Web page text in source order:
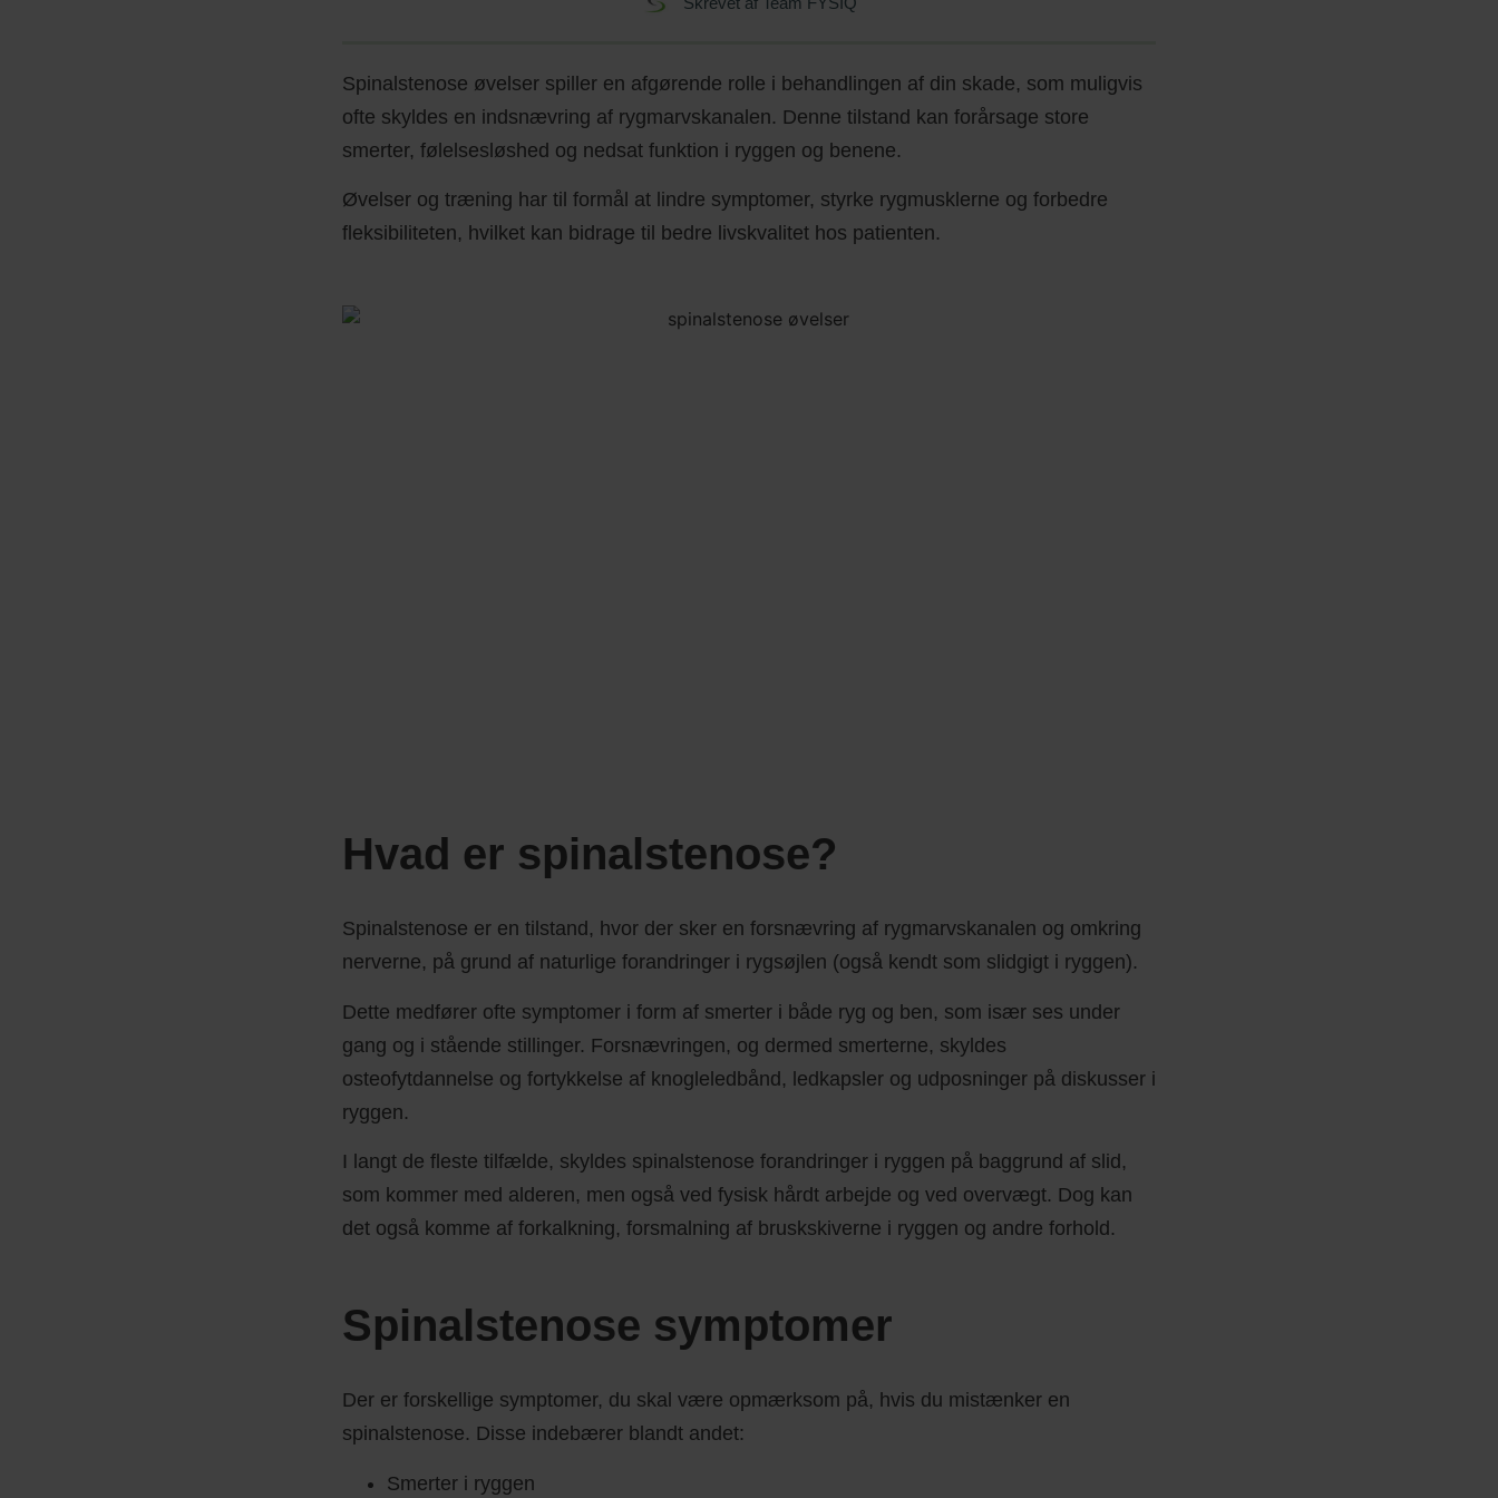
Spinalstenose øvelser spiller en afgørende rolle i behandlingen af din skade, som muligvis
ofte skyldes en indsnævring af rygmarvskanalen. Denne tilstand kan forårsage store
smerter, følelsesløshed og nedsat funktion i ryggen og benene.
Øvelser og træning har til formål at lindre symptomer, styrke rygmusklerne og forbedre
fleksibiliteten, hvilket kan bidrage til bedre livskvalitet hos patienten.
Hvad er spinalstenose?
Spinalstenose er en tilstand, hvor der sker en forsnævring af rygmarvskanalen og omkring
nerverne, på grund af naturlige forandringer i rygsøjlen (også kendt som slidgigt i ryggen).
Dette medfører ofte symptomer i form af smerter i både ryg og ben, som især ses under
gang og i stående stillinger. Forsnævringen, og dermed smerterne, skyldes
osteofytdannelse og fortykkelse af knogleledbånd, ledkapsler og udposninger på diskusser i
ryggen.
I langt de fleste tilfælde, skyldes spinalstenose forandringer i ryggen på baggrund af slid,
som kommer med alderen, men også ved fysisk hårdt arbejde og ved overvægt. Dog kan
det også komme af forkalkning, forsmalning af bruskskiverne i ryggen og andre forhold.
Spinalstenose symptomer
Der er forskellige symptomer, du skal være opmærksom på, hvis du mistænker en
spinalstenose. Disse indebærer blandt andet:
Smerter i ryggen